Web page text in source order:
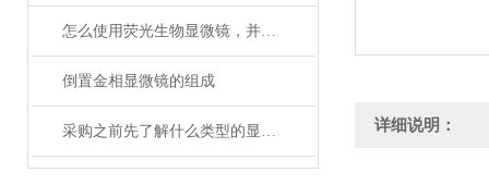
怎么使用荧光生物显微镜，并记录图像？
倒置金相显微镜的组成
采购之前先了解什么类型的显微镜适合您要检测的样品 详细说明：